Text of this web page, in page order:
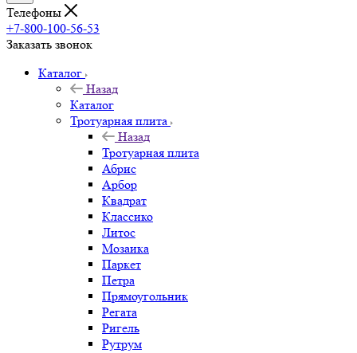
Телефоны
+7-800-100-56-53
Заказать звонок
Каталог
Назад
Каталог
Тротуарная плита
Назад
Тротуарная плита
Абрис
Арбор
Квадрат
Классико
Литос
Мозаика
Паркет
Петра
Прямоугольник
Регата
Ригель
Рутрум